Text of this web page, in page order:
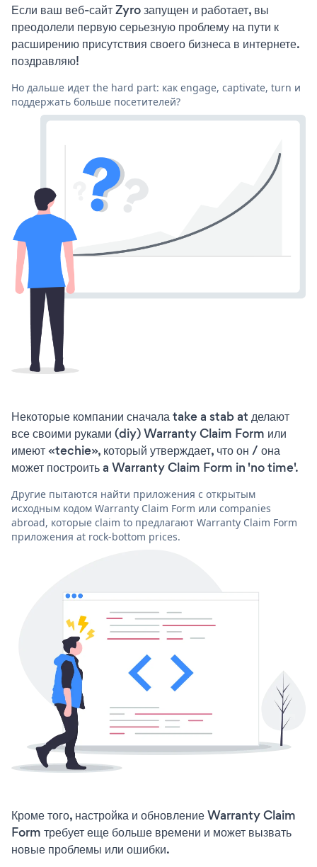
Если ваш веб-сайт Zyro запущен и работает, вы
преодолели первую серьезную проблему на пути к
расширению присутствия своего бизнеса в интернете.
поздравляю!
Но дальше идет the hard part: как engage, captivate, turn и
поддержать больше посетителей?
Некоторые компании сначала take a stab at делают
все своими руками (diy) Warranty Claim Form или
имеют «techie», который утверждает, что он / она
может построить a Warranty Claim Form in 'no time'.
Другие пытаются найти приложения с открытым
исходным кодом Warranty Claim Form или companies
abroad, которые claim to предлагают Warranty Claim Form
приложения at rock-bottom prices.
Кроме того, настройка и обновление Warranty Claim
Form требует еще больше времени и может вызвать
новые проблемы или ошибки.